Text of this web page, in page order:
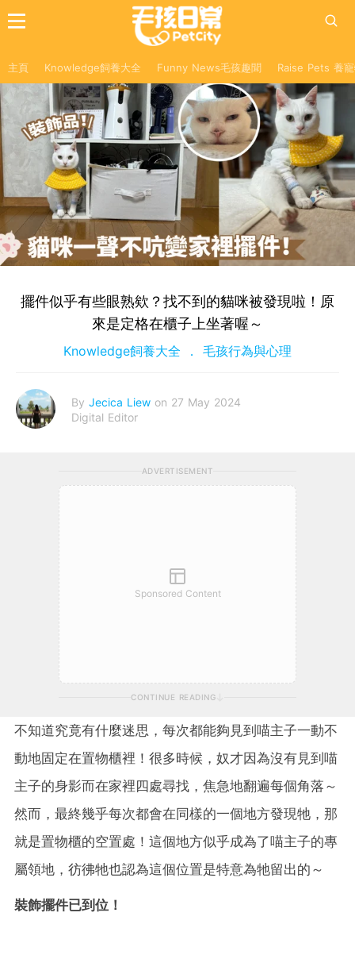
主頁 Knowledge飼養大全 Funny News毛孩趣聞 Raise Pets 養
擺件似乎有些眼熟欸？找不到的貓咪被發現啦！原
來是定格在櫃子上坐著喔～
Knowledge飼養大全 毛孩行為與心理
By Jecica Liew on 27 May 2024
Digital Editor
ADVERTISEMENT
Sponsored Content
CONTINUE READING
不知道究竟有什麼迷思，每次都能夠見到喵主子一動不
動地固定在置物櫃裡！很多時候，奴才因為沒有見到喵
主子的身影而在家裡四處尋找，焦急地翻遍每個角落～
然而，最終幾乎每次都會在同樣的一個地方發現牠，那
就是置物櫃的空置處！這個地方似乎成為了喵主子的專
屬領地，彷彿牠也認為這個位置是特意為牠留出的～
裝飾擺件已到位！